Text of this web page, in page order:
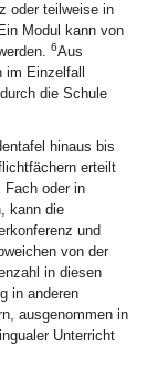
oder teilweise in
Ein Modul kann von
6Aus
Einzelfall
die Schule
hinaus bis
erteilt
Fach oder in
kann die
und
von der
in diesen
in anderen
ausgenommen in
Unterricht